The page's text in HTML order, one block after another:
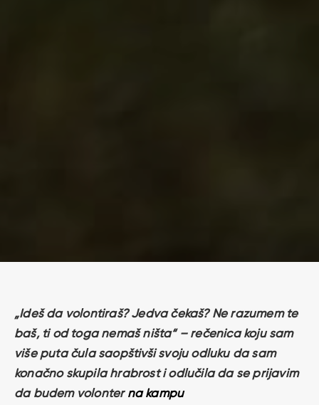
„Ideš da volontiraš? Jedva čekaš? Ne razumem te
baš, ti od toga nemaš ništa“ – rečenica koju sam
više puta čula saopštivši svoju odluku da sam
konačno skupila hrabrost i odlučila da se prijavim
da budem volonter na kampu